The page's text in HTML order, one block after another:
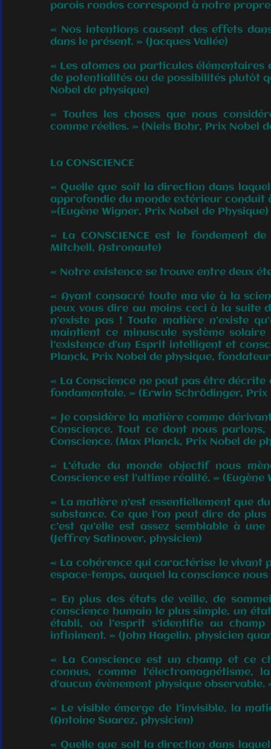
parois rondes correspond à notre
« Nos intentions causent des effets
dans le présent. » (Jacques Vallée)
« Les atomes ou particules élémentaires
de potentialités ou de possibilités plutôt
Nobel de physique)
« Toutes les choses que nous
comme réelles. » (Niels Bohr, Prix Nobel
La CONSCIENCE
« Quelle que soit la direction dans
approfondie du monde extérieur conduit
»(Eugène Wigner, Prix Nobel de Physique)
« La CONSCIENCE est le fondement
Mitchell, Astronaute)
« Notre existence se trouve entre deux
« Ayant consacré toute ma vie à la
peux vous dire au moins ceci à la suite
n’existe pas ! Toute matière n’existe
maintient ce minuscule système
l’existence d’un Esprit intelligent et
Planck, Prix Nobel de physique,
« La Conscience ne peut pas être
fondamentale. » (Erwin Schrödinger, Prix
« Je considère la matière comme
Conscience. Tout ce dont nous
Conscience. (Max Planck, Prix Nobel de
« L’étude du monde objectif nous
Conscience est l’ultime réalité. »
« La matière n’est essentiellement que
substance. Ce que l’on peut dire de
c’est qu’elle est assez semblable à
(Jeffrey Satinover, physicien)
« La cohérence qui caractérise le vivant
espace-temps, auquel la conscience
« En plus des états de veille, de
conscience humain le plus simple, un
établi, où l’esprit s’identifie au
infiniment. » (John Hagelin, physicien
« La Conscience est un champ et ce
connus, comme
d’aucun évènement physique
« Le visible émerge de l’invisible, la
(Antoine Suarez, physicien)
« Quelle que soit la direction dans